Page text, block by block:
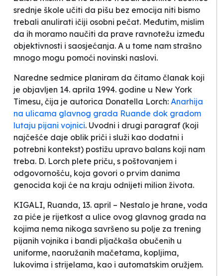
srednje škole učiti da pišu bez emocija niti bismo
trebali anulirati ičiji osobni pečat. Međutim, mislim
da ih moramo naučiti da prave ravnotežu između
objektivnosti i saosjećanja. A u tome nam strašno
mnogo mogu pomoći novinski naslovi.
Naredne sedmice planiram da čitamo članak koji
je objavljen 14. aprila 1994. godine u New York
Timesu, čija je autorica Donatella Lorch: Anarhija
na ulicama glavnog grada Ruande dok gradom
lutaju pijani vojnici. Uvodni i drugi paragraf (koji
najčešće daje oblik priči i služi kao dodatni i
potrebni kontekst) postižu upravo balans koji nam
treba. D. Lorch plete priču, s poštovanjem i
odgovornošću, koja govori o prvim danima
genocida koji će na kraju odnijeti milion života.
KIGALI, Ruanda, 13. april – Nestalo je hrane, voda
za piće je rijetkost a ulice ovog glavnog grada na
kojima nema nikoga savršeno su polje za trening
pijanih vojnika i bandi pljačkaša obučenih u
uniforme, naoružanih mačetama, kopljima,
lukovima i strijelama, kao i automatskim oružjem.